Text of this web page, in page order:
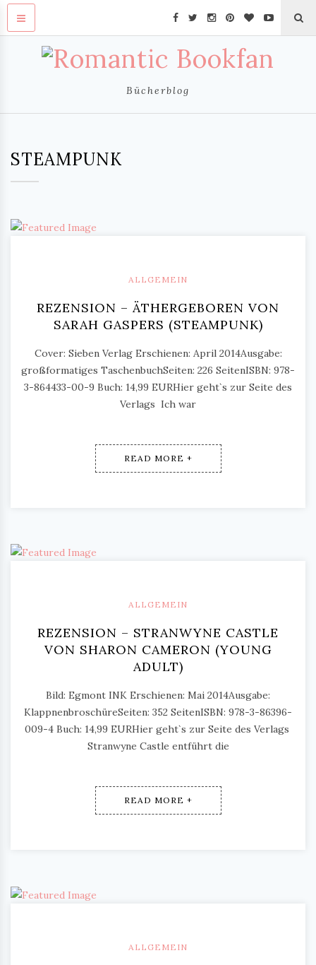
Bücherblog
STEAMPUNK
ALLGEMEIN
REZENSION – ÄTHERGEBOREN VON
SARAH GASPERS (STEAMPUNK)
Cover: Sieben Verlag Erschienen: April 2014Ausgabe:
großformatiges TaschenbuchSeiten: 226 SeitenISBN: 978-
3-864433-00-9 Buch: 14,99 EURHier geht`s zur Seite des
Verlags Ich war
READ MORE +
ALLGEMEIN
REZENSION – STRANWYNE CASTLE
VON SHARON CAMERON (YOUNG
ADULT)
Bild: Egmont INK Erschienen: Mai 2014Ausgabe:
KlappnenbroschüreSeiten: 352 SeitenISBN: 978-3-86396-
009-4 Buch: 14,99 EURHier geht`s zur Seite des Verlags
Stranwyne Castle entführt die
READ MORE +
ALLGEMEIN